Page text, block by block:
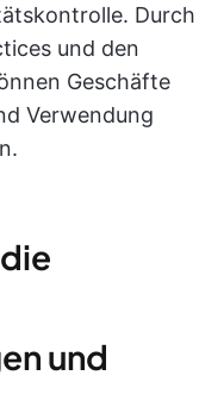
Durch
und den
Geschäfte
Verwendung
und